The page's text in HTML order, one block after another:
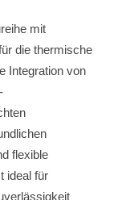
mit
die thermische
Integration von
flexible
ideal für